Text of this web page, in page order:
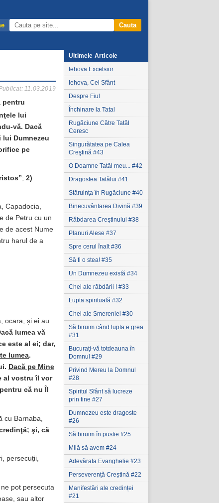
Cauta
11.03.2019
pentru
lui
vă. Dacă
Dumnezeu
pe
; 2)
Capadocia,
de Petru cu un
de acest Nume
harul de a
ocara, și ei au
lumea vă
este al ei; dar,
lumea.
Dacă pe Mine
al vostru îl vor
că nu Îl
cu Barnaba,
şi, că
persecuții,
pot persecuta
sau altor
Ultimele Articole
Iehova Excelsior
Iehova, Cel Sfânt
Despre Fiul
Închinare la Tatal
Rugăciune Către Tatăl
Ceresc
Singurătatea pe Calea
Creştină #43
O Doamne Tatăl meu... #42
Dragostea Tatălui #41
Stăruinţa în Rugăciune #40
Binecuvântarea Divină #39
Răbdarea Creştinului #38
Planuri Alese #37
Spre cerul înalt #36
Să fi o stea! #35
Un Dumnezeu există #34
Chei ale răbdării ! #33
Lupta spirituală #32
Chei ale Smereniei #30
Să biruim când lupta e grea
#31
Bucuraţi-vă totdeauna în
Domnul #29
Privind Mereu la Domnul
#28
Spiritul Sfânt să lucreze
prin tine #27
Dumnezeu este dragoste
#26
Să biruim în pustie #25
Milă să avem #24
Adevărata Evanghelie #23
Perseverență Creștină #22
Manifestări ale credinței
#21